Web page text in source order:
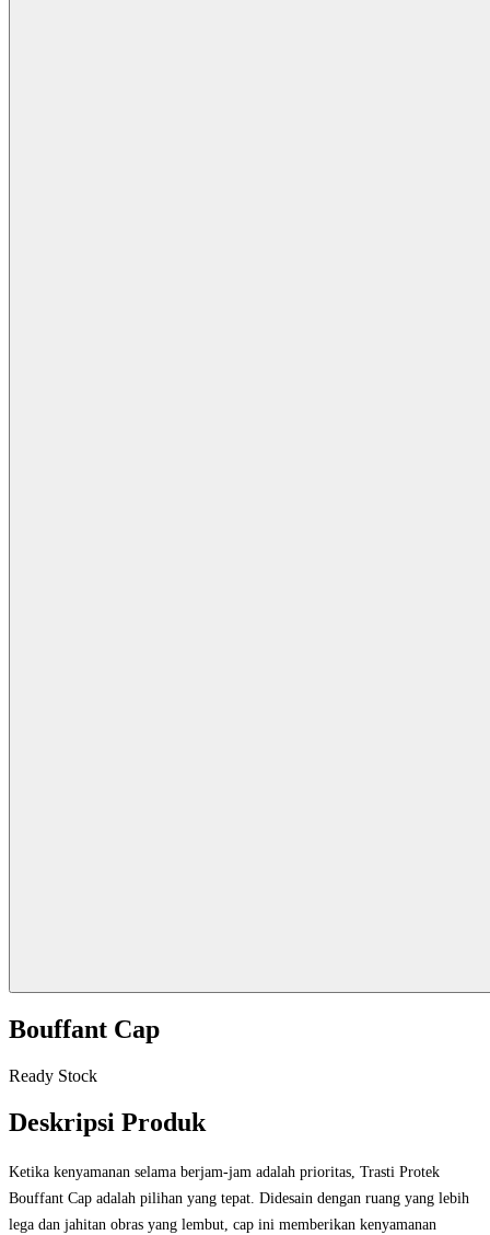
Bouffant Cap
Ready Stock
Deskripsi Produk
Ketika kenyamanan selama berjam-jam adalah prioritas, Trasti Protek
Bouffant Cap adalah pilihan yang tepat. Didesain dengan ruang yang lebih
lega dan jahitan obras yang lembut, cap ini memberikan kenyamanan